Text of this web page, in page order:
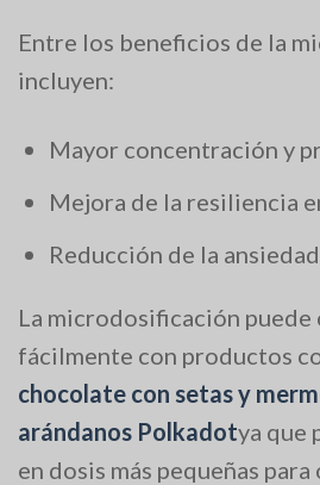
Entre los beneficios de la
incluyen:
Mayor concentración y
Mejora de la resiliencia
Reducción de la
La microdosificación puede
fácilmente con productos
chocolate con setas y
arándanos Polkadotya que
en dosis más pequeñas